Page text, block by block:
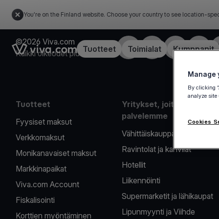
You're on the Finland website. Choose your country to see location-
Link to the homepageTuotteet Toimialat Kumppanit
©2026 Viva.com
Kaikki oikeudet pidätetään
Facebook
X LinkedIn
Tuotteet
Fyysiset maksut
Verkkomaksut
Monikanavaiset maksut
Markkinapaikat
Viva.com Account
Fiskalisointi
Korttien myöntäminen
Yritykset, joita
palvelemme
Vähittäiskauppa
Ravintolat ja kahvilat
Hotellit
Liikennöinti
Supermarketit ja lähikaupat
Lipunmyynti ja Viihde
Manage
By clicking
analyze
Cookies